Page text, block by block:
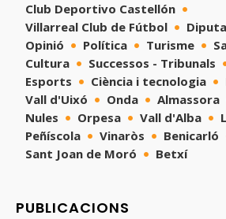
Club Deportivo Castellón
Villarreal Club de Fútbol
Opinió
Política Turisme
Cultura
Successos - Tribunals
Esports
Ciència i tecnologia
Vall d'Uixó
Onda Almassora
Nules
Orpesa Vall d'Alba
Peñíscola
Vinaròs
Benicarló
Sant Joan de Moró
Betxí
PUBLICACIONS